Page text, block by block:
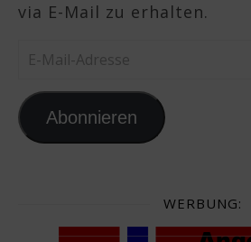
via E-Mail zu erhalten.
E-Mail-Adresse
Abonnieren
WERBUNG: